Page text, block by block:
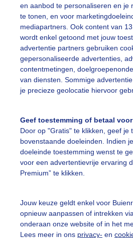
en aanbod te personaliseren en je
te tonen, en voor
mediapartners. Ook content van
wordt enkel getoond met jouw
advertentie partners gebruiken
gepersonaliseerde advertenties,
contentmetingen,
van diensten. Sommige
je precieze geolocatie hiervoor
Geef toestemming of betaal
Door op "Gratis" te klikken, geef je
bovenstaande doeleinden. Indien
doeleinde toestemming wenst te
voor een advertentievrije ervaring
Premium” te klikken.
Jouw keuze geldt enkel voor
opnieuw aanpassen of intrekken
onderaan onze website of in het
Lees meer in ons privacy- en
Regina Vastenhout Gemaakt: 26-
Strandhorst
slideshow
vragen